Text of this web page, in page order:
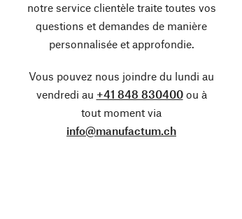
notre service clientèle traite toutes vos
questions et demandes de manière
personnalisée et approfondie.
Vous pouvez nous joindre du lundi au
vendredi au +41 848 830400ou à
tout moment via
info@manufactum.ch